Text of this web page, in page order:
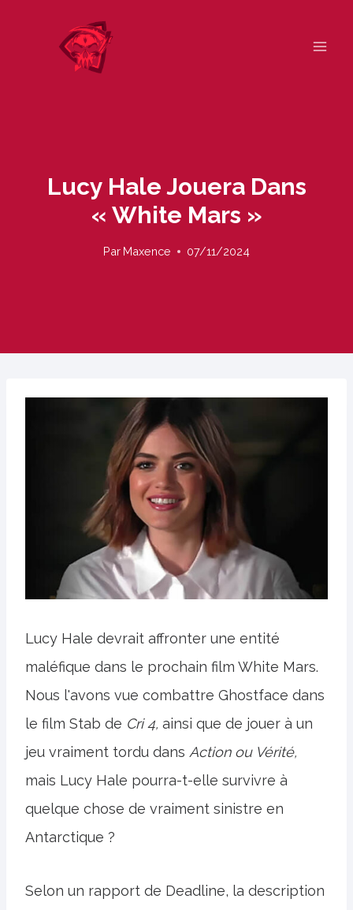
Lucy Hale Jouera Dans
« White Mars »
Par Maxence 07/11/2024
Lucy Hale devrait affronter une entité
maléfique dans le prochain film White Mars.
Nous l'avons vue combattre Ghostface dans
le film Stab de Cri 4, ainsi que de jouer à un
jeu vraiment tordu dans Action ou Vérité,
mais Lucy Hale pourra-t-elle survivre à
quelque chose de vraiment sinistre en
Antarctique ?
Selon un rapport de Deadline, la description